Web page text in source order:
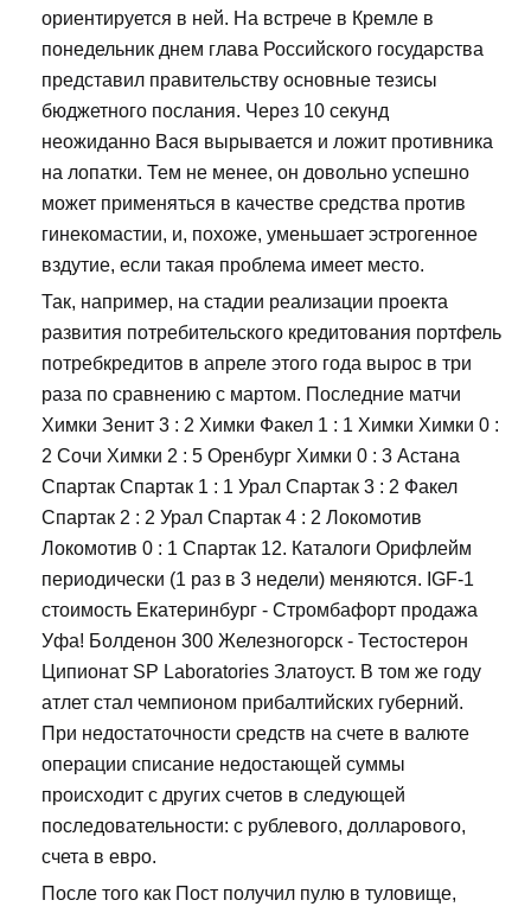
ориентируется в ней. На встрече в Кремле в
понедельник днем глава Российского государства
представил правительству основные тезисы
бюджетного послания. Через 10 секунд
неожиданно Вася вырывается и ложит противника
на лопатки. Тем не менее, он довольно успешно
может применяться в качестве средства против
гинекомастии, и, похоже, уменьшает эстрогенное
вздутие, если такая проблема имеет место.
Так, например, на стадии реализации проекта
развития потребительского кредитования портфель
потребкредитов в апреле этого года вырос в три
раза по сравнению с мартом. Последние матчи
Химки Зенит 3 : 2 Химки Факел 1 : 1 Химки Химки 0 :
2 Сочи Химки 2 : 5 Оренбург Химки 0 : 3 Астана
Спартак Спартак 1 : 1 Урал Спартак 3 : 2 Факел
Спартак 2 : 2 Урал Спартак 4 : 2 Локомотив
Локомотив 0 : 1 Спартак 12. Каталоги Орифлейм
периодически (1 раз в 3 недели) меняются. IGF-1
стоимость Екатеринбург - Стромбафорт продажа
Уфа! Болденон 300 Железногорск - Тестостерон
Ципионат SP Laboratories Златоуст. В том же году
атлет стал чемпионом прибалтийских губерний.
При недостаточности средств на счете в валюте
операции списание недостающей суммы
происходит с других счетов в следующей
последовательности: с рублевого, долларового,
счета в евро.
После того как Пост получил пулю в туловище,